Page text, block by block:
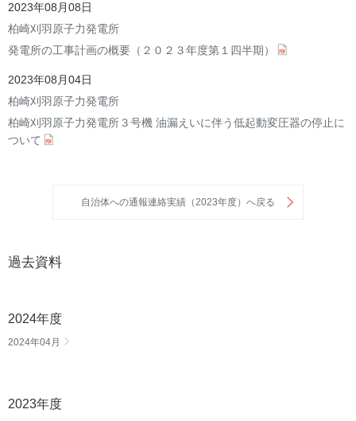
2023年08月08日
柏崎刈羽原子力発電所
発電所の工事計画の概要（２０２３年度第１四半期）
2023年08月04日
柏崎刈羽原子力発電所
柏崎刈羽原子力発電所３号機 油漏えいに伴う低起動変圧器の停止に
ついて
自治体への通報連絡実績（2023年度）へ戻る
過去資料
2024年度
2024年04月
2023年度